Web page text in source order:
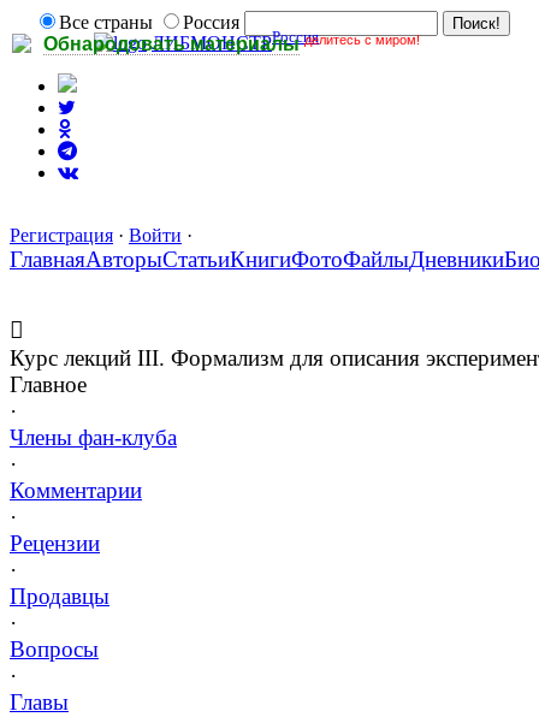
Обнародовать материалы делитесь с миром!
Все страны
Россия
ЛИБМОНСТРРоссия
Регистрация · Войти ·
ГлавнаяАвторыСтатьиКнигиФотоФайлыДневники
Курс лекций III. Формализм для описания
Главное
·
Члены фан-клуба
·
Комментарии
·
Рецензии
·
Продавцы
·
Вопросы
·
Главы